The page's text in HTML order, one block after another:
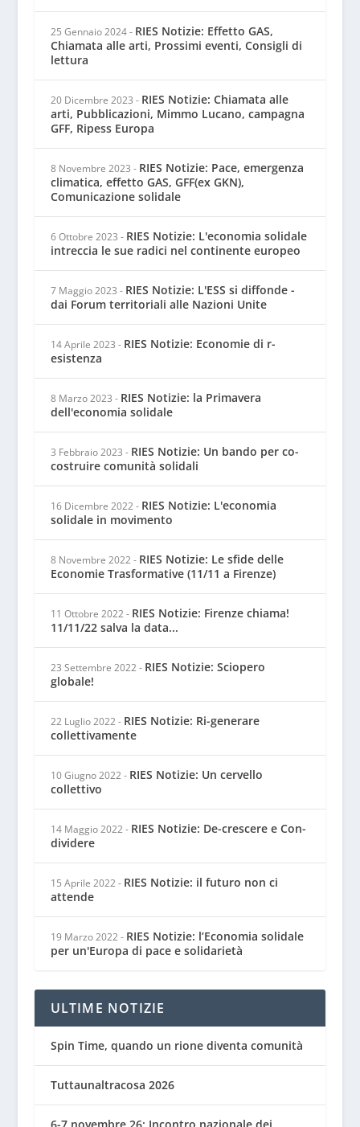
25 Gennaio 2024 - RIES Notizie: Effetto GAS,
Chiamata alle arti, Prossimi eventi, Consigli di
lettura
20 Dicembre 2023 - RIES Notizie: Chiamata alle
arti, Pubblicazioni, Mimmo Lucano, campagna
GFF, Ripess Europa
8 Novembre 2023 - RIES Notizie: Pace, emergenza
climatica, effetto GAS, GFF(ex GKN),
Comunicazione solidale
6 Ottobre 2023 - RIES Notizie: L'economia solidale
intreccia le sue radici nel continente europeo
7 Maggio 2023 - RIES Notizie: L'ESS si diffonde -
dai Forum territoriali alle Nazioni Unite
14 Aprile 2023 - RIES Notizie: Economie di r-
esistenza
8 Marzo 2023 - RIES Notizie: la Primavera
dell'economia solidale
3 Febbraio 2023 - RIES Notizie: Un bando per co-
costruire comunità solidali
16 Dicembre 2022 - RIES Notizie: L'economia
solidale in movimento
8 Novembre 2022 - RIES Notizie: Le sfide delle
Economie Trasformative (11/11 a Firenze)
11 Ottobre 2022 - RIES Notizie: Firenze chiama!
11/11/22 salva la data...
23 Settembre 2022 - RIES Notizie: Sciopero
globale!
22 Luglio 2022 - RIES Notizie: Ri-generare
collettivamente
10 Giugno 2022 - RIES Notizie: Un cervello
collettivo
14 Maggio 2022 - RIES Notizie: De-crescere e Con-
dividere
15 Aprile 2022 - RIES Notizie: il futuro non ci
attende
19 Marzo 2022 - RIES Notizie: l’Economia solidale
per un'Europa di pace e solidarietà
ULTIME NOTIZIE
Spin Time, quando un rione diventa comunità
Tuttaunaltracosa 2026